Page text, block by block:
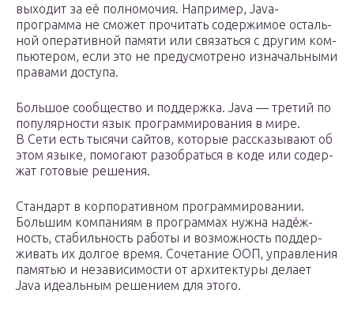
выхо­дит за её пол­но­мо­чия. Напри­мер, Java-
программа не смо­жет про­чи­тать содер­жи­мое осталь­
ной опе­ра­тив­ной памя­ти или свя­зать­ся с дру­гим ком­
пью­те­ром, если это не преду­смот­ре­но изна­чаль­ны­ми
пра­ва­ми доступа.
Боль­шое сооб­ще­ство и под­держ­ка. Java — тре­тий по
попу­ляр­но­сти язык про­грам­ми­ро­ва­ния в мире.
В Сети есть тыся­чи сай­тов, кото­рые рас­ска­зы­ва­ют об
этом язы­ке, помо­га­ют разо­брать­ся в коде или содер­
жат гото­вые решения.
Стан­дарт в кор­по­ра­тив­ном про­грам­ми­ро­ва­нии.
Боль­шим ком­па­ни­ям в про­грам­мах нуж­на надёж­
ность, ста­биль­ность рабо­ты и воз­мож­ность под­дер­
жи­вать их дол­гое вре­мя. Соче­та­ние ООП, управ­ле­ния
памя­тью и неза­ви­си­мо­сти от архи­тек­ту­ры дела­ет
Java иде­аль­ным реше­ни­ем для этого.